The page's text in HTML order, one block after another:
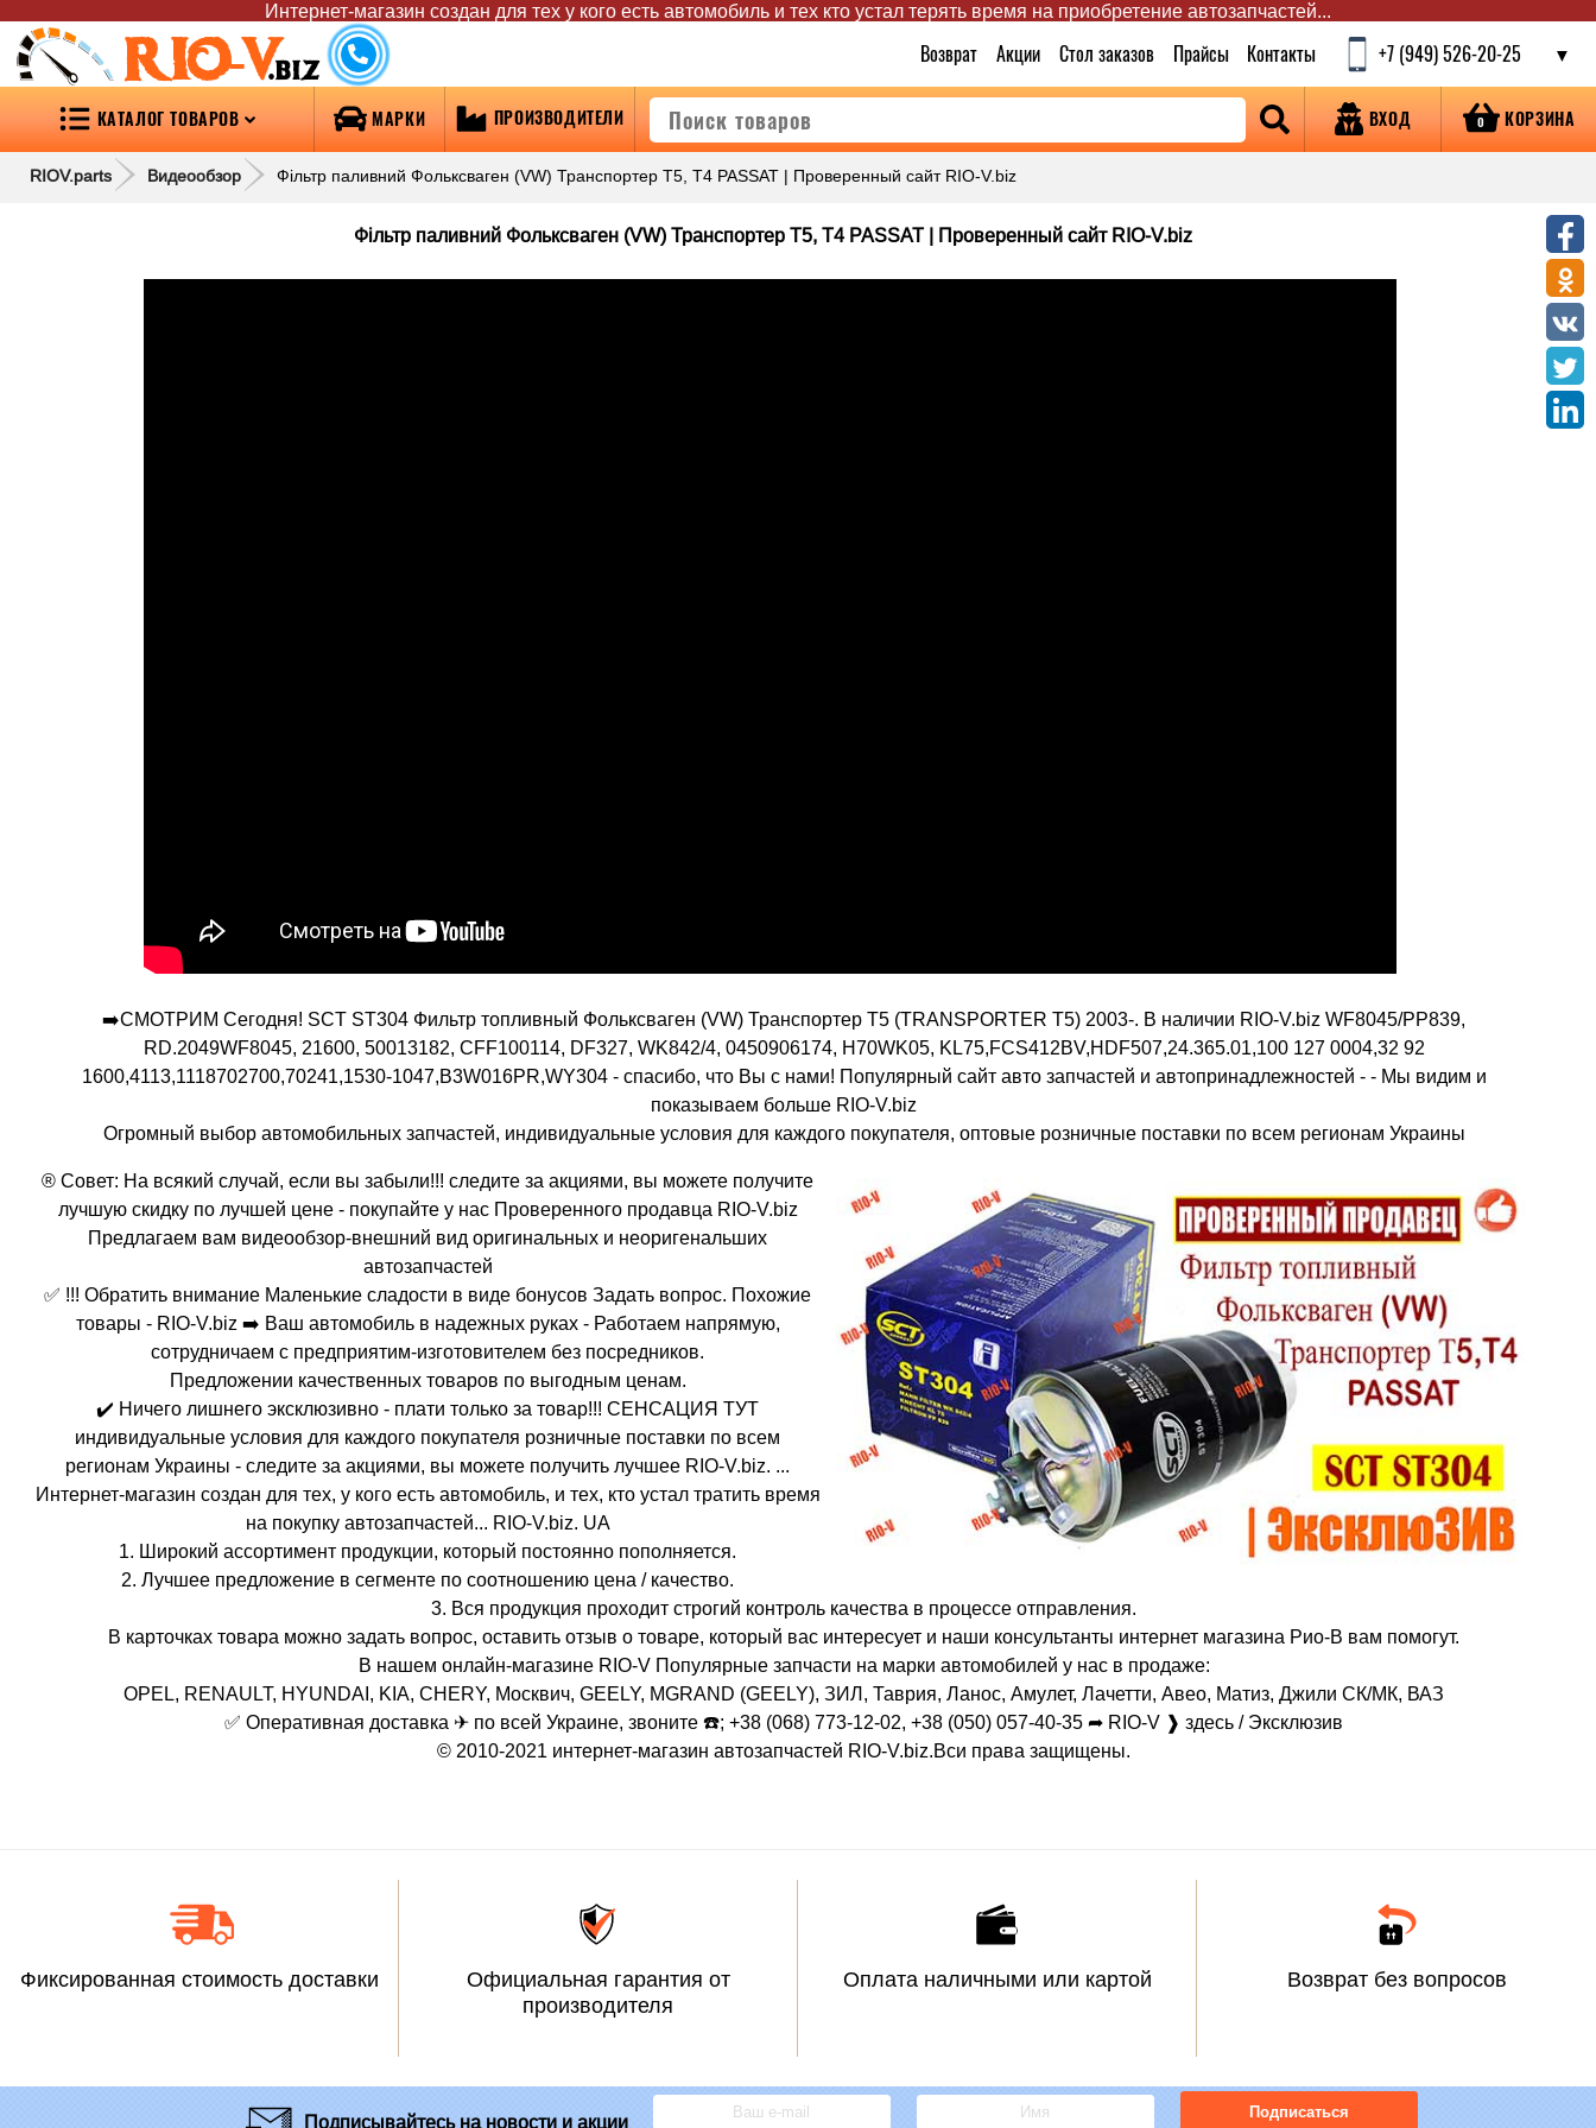
Интернет-магазин создан для тех у кого есть автомобиль и тех кто устал терять время на приобретение автозапчастей...
RIO-V.biz Возврат Акции Стол заказов Прайсы Контакты +7 (949) 526-20-25
КАТАЛОГ ТОВАРОВ МАРКИ ПРОИЗВОДИТЕЛИ ВХОД 0 КОРЗИНА
RIOV.parts Видеообзор Фільтр паливний Фольксваген (VW) Транспортер Т5, T4 PASSAT | Проверенный сайт RIO-V.biz
Фільтр паливний Фольксваген (VW) Транспортер Т5, T4 PASSAT | Проверенный сайт RIO-V.biz
➡️СМОТРИМ Сегодня! SCT ST304 Фильтр топливный Фольксваген (VW) Транспортер Т5 (TRANSPORTER T5) 2003-. В наличии RIO-V.biz WF8045/PP839,
RD.2049WF8045, 21600, 50013182, CFF100114, DF327, WK842/4, 0450906174, H70WK05, KL75,FCS412BV,HDF507,24.365.01,100 127 0004,32 92
1600,4113,1118702700,70241,1530-1047,B3W016PR,WY304 - спасибо, что Вы с нами! Популярный сайт авто запчастей и автопринадлежностей - - Мы видим и
показываем больше RIO-V.biz
Огромный выбор автомобильных запчастей, индивидуальные условия для каждого покупателя, оптовые розничные поставки по всем регионам Украины
® Совет: На всякий случай, если вы забыли!!! следите за акциями, вы можете получите
лучшую скидку по лучшей цене - покупайте у нас Проверенного продавца RIO-V.biz
Предлагаем вам видеообзор-внешний вид оригинальных и неоригенальших
автозапчастей
✅ !!! Обратить внимание Маленькие сладости в виде бонусов Задать вопрос. Похожие
товары - RIO-V.biz ➡️ Ваш автомобиль в надежных руках - Работаем напрямую,
сотрудничаем с предприятим-изготовителем без посредников.
Предложении качественных товаров по выгодным ценам.
✔️ Ничего лишнего эксклюзивно - плати только за товар!!! СЕНСАЦИЯ ТУТ
индивидуальные условия для каждого покупателя розничные поставки по всем
регионам Украины - следите за акциями, вы можете получить лучшее RIO-V.biz. ...
Интернет-магазин создан для тех, у кого есть автомобиль, и тех, кто устал тратить время
на покупку автозапчастей... RIO-V.biz. UA
1. Широкий ассортимент продукции, который постоянно пополняется.
2. Лучшее предложение в сегменте по соотношению цена / качество.
3. Вся продукция проходит строгий контроль качества в процессе отправления.
В карточках товара можно задать вопрос, оставить отзыв о товаре, который вас интересует и наши консультанты интернет магазина Рио-В вам помогут.
В нашем онлайн-магазине RIO-V Популярные запчасти на марки автомобилей у нас в продаже:
OPEL, RENAULT, HYUNDAI, KIA, CHERY, Москвич, GEELY, MGRAND (GEELY), ЗИЛ, Таврия, Ланос, Амулет, Лачетти, Авео, Матиз, Джили СК/МК, ВАЗ
✅ Оперативная доставка ✈ по всей Украине, звоните ☎️; +38 (068) 773-12-02, +38 (050) 057-40-35 ➦ RIO-V ❱ здесь / Эксклюзив
© 2010-2021 интернет-магазин автозапчастей RIO-V.biz.Вси права защищены.
Фиксированная стоимость доставки
Официальная гарантия от
производителя
Оплата наличными или картой Возврат без вопросов
Подписывайтесьна новости и акции Подписаться